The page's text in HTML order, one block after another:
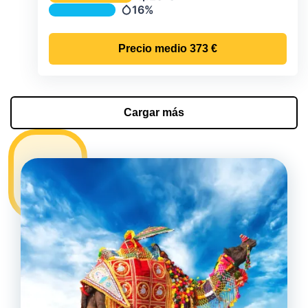
Precipitación
16%
Precio medio 373 €
Cargar más